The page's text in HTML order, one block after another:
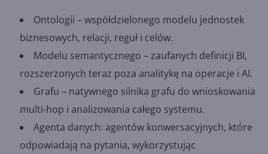
Ontologii – współdzielonego modelu jednostek
biznesowych, relacji, reguł i celów.
Modelu semantycznego – zaufanych definicji BI,
rozszerzonych teraz poza analitykę na operacje i AI.
Grafu – natywnego silnika grafu do wnioskowania
multi-hop i analizowania całego systemu.
Agenta danych: agentów konwersacyjnych, które
odpowiadają na pytania, wykorzystując